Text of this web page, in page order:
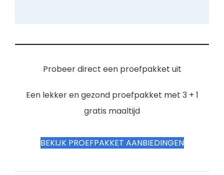
Probeer direct een proefpakket uit
Een lekker en gezond proefpakket met 3 + 1
gratis maaltijd
BEKIJK PROEFPAKKET AANBIEDINGEN